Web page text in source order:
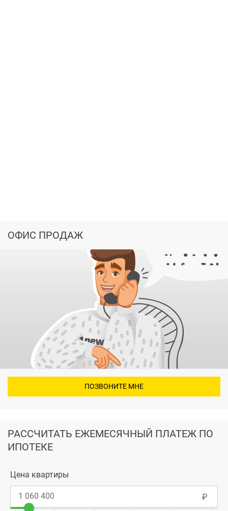
РАССЧИТАТЬ ЕЖЕМЕСЯЧНЫЙ ПЛАТЕЖ ПО
ИПОТЕКЕ
Цена квартиры
ОФИС ПРОДАЖ
ПОЗВОНИТЕ МНЕ